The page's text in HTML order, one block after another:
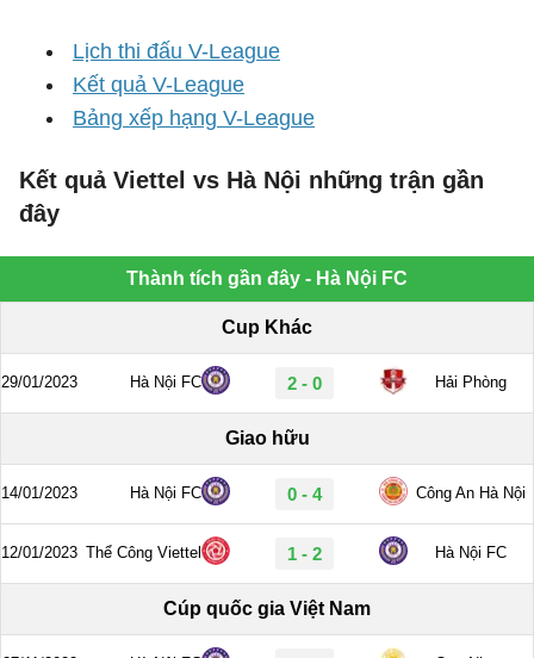
Lịch thi đấu V-League
Kết quả V-League
Bảng xếp hạng V-League
Kết quả Viettel vs Hà Nội những trận gần
đây